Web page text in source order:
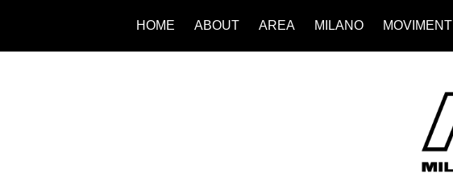
HOME ABOUT AREA MILANO MOVIMENTI